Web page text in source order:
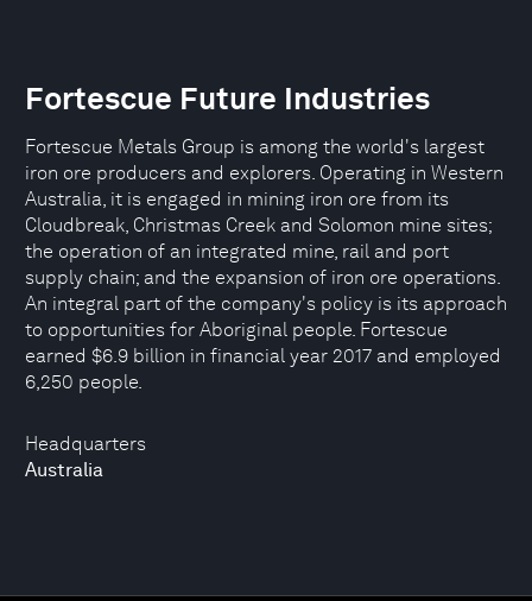
Headquarters
Australia
Fortescue Future Industries
Fortescue Metals Group is among the world's largest
iron ore producers and explorers. Operating in Western
Australia, it is engaged in mining iron ore from its
Cloudbreak, Christmas Creek and Solomon mine sites;
the operation of an integrated mine, rail and port
supply chain; and the expansion of iron ore operations.
An integral part of the company's policy is its approach
to opportunities for Aboriginal people. Fortescue
earned $6.9 billion in financial year 2017 and employed
6,250 people.